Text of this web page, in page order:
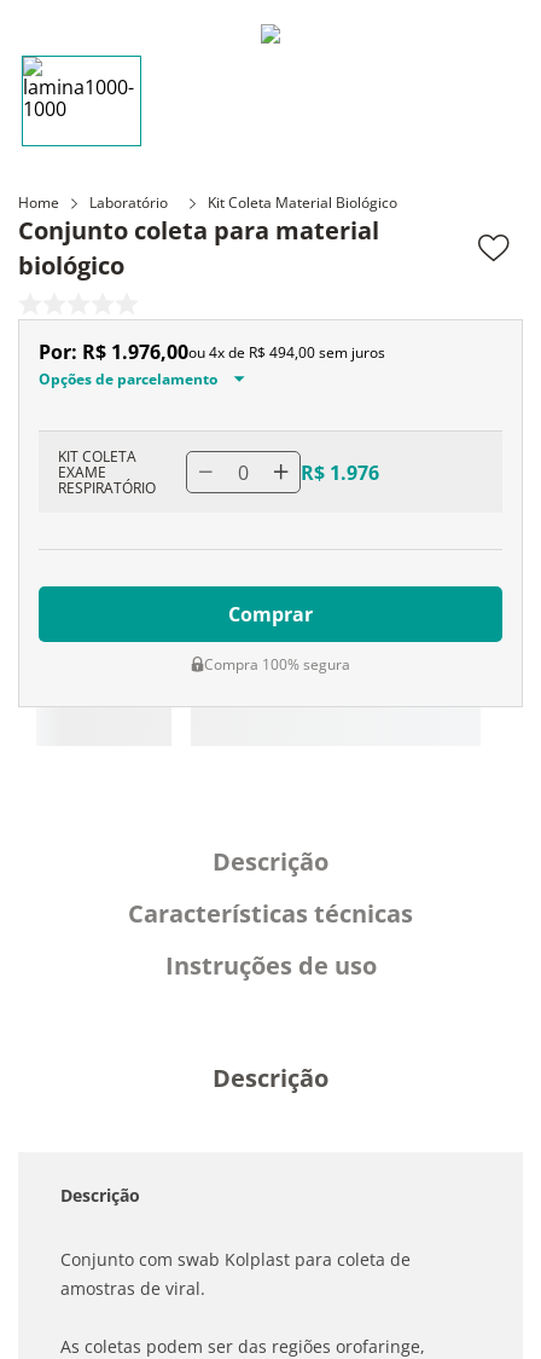
Home Laboratório Kit Coleta Material Biológico
Conjunto coleta para material
biológico
Por: R$ 1.976,00ou4x de R$ 494,00sem juros
Opções de parcelamento
KIT COLETA
EXAME
RESPIRATÓRIO
0 R$ 1.976
Comprar
Compra 100% segura
Descrição
Características técnicas
Instruções de uso
Descrição
Descrição
Conjunto com swab Kolplast para coleta de
amostras de viral.
As coletas podem ser das regiões orofaringe,